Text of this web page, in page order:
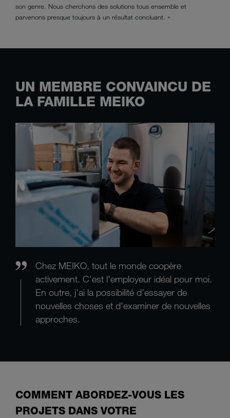
son genre. Nous cherchons des solutions tous ensemble et
parvenons presque toujours à un résultat concluant. »
UN MEMBRE CONVAINCU DE
LA FAMILLE MEIKO
Chez MEIKO, tout le monde coopère
activement. C'est l'employeur idéal pour moi.
En outre, j'ai la possibilité d'essayer de
nouvelles choses et d'examiner de nouvelles
approches.
COMMENT ABORDEZ-VOUS LES
PROJETS DANS VOTRE